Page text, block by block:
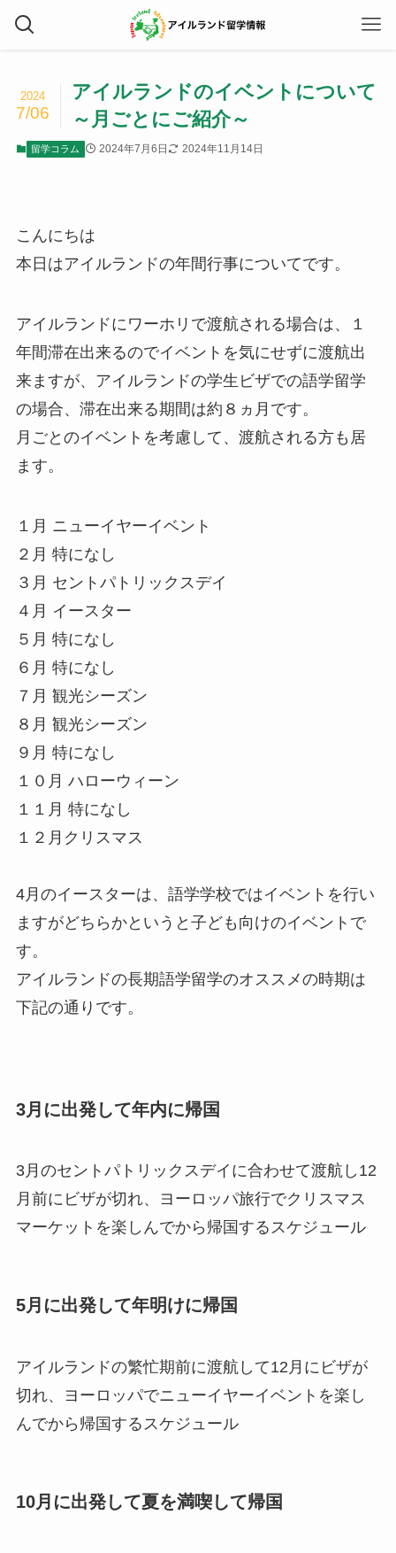
アイルランドのイベントについて
～月ごとにご紹介～
2024
7/06
留学コラム 2024年7月6日 2024年11月14日
こんにちは
本日はアイルランドの年間行事についてです。
アイルランドにワーホリで渡航される場合は、１
年間滞在出来るのでイベントを気にせずに渡航出
来ますが、アイルランドの学生ビザでの語学留学
の場合、滞在出来る期間は約８ヵ月です。
月ごとのイベントを考慮して、渡航される方も居
ます。
１月 ニューイヤーイベント
２月 特になし
３月 セントパトリックスデイ
４月 イースター
５月 特になし
６月 特になし
７月 観光シーズン
８月 観光シーズン
９月 特になし
１０月 ハローウィーン
１１月 特になし
１２月クリスマス
4月のイースターは、語学学校ではイベントを行い
ますがどちらかというと子ども向けのイベントで
す。
アイルランドの長期語学留学のオススメの時期は
下記の通りです。
3月に出発して年内に帰国
3月のセントパトリックスデイに合わせて渡航し12
月前にビザが切れ、ヨーロッパ旅行でクリスマス
マーケットを楽しんでから帰国するスケジュール
5月に出発して年明けに帰国
アイルランドの繁忙期前に渡航して12月にビザが
切れ、ヨーロッパでニューイヤーイベントを楽し
んでから帰国するスケジュール
10月に出発して夏を満喫して帰国